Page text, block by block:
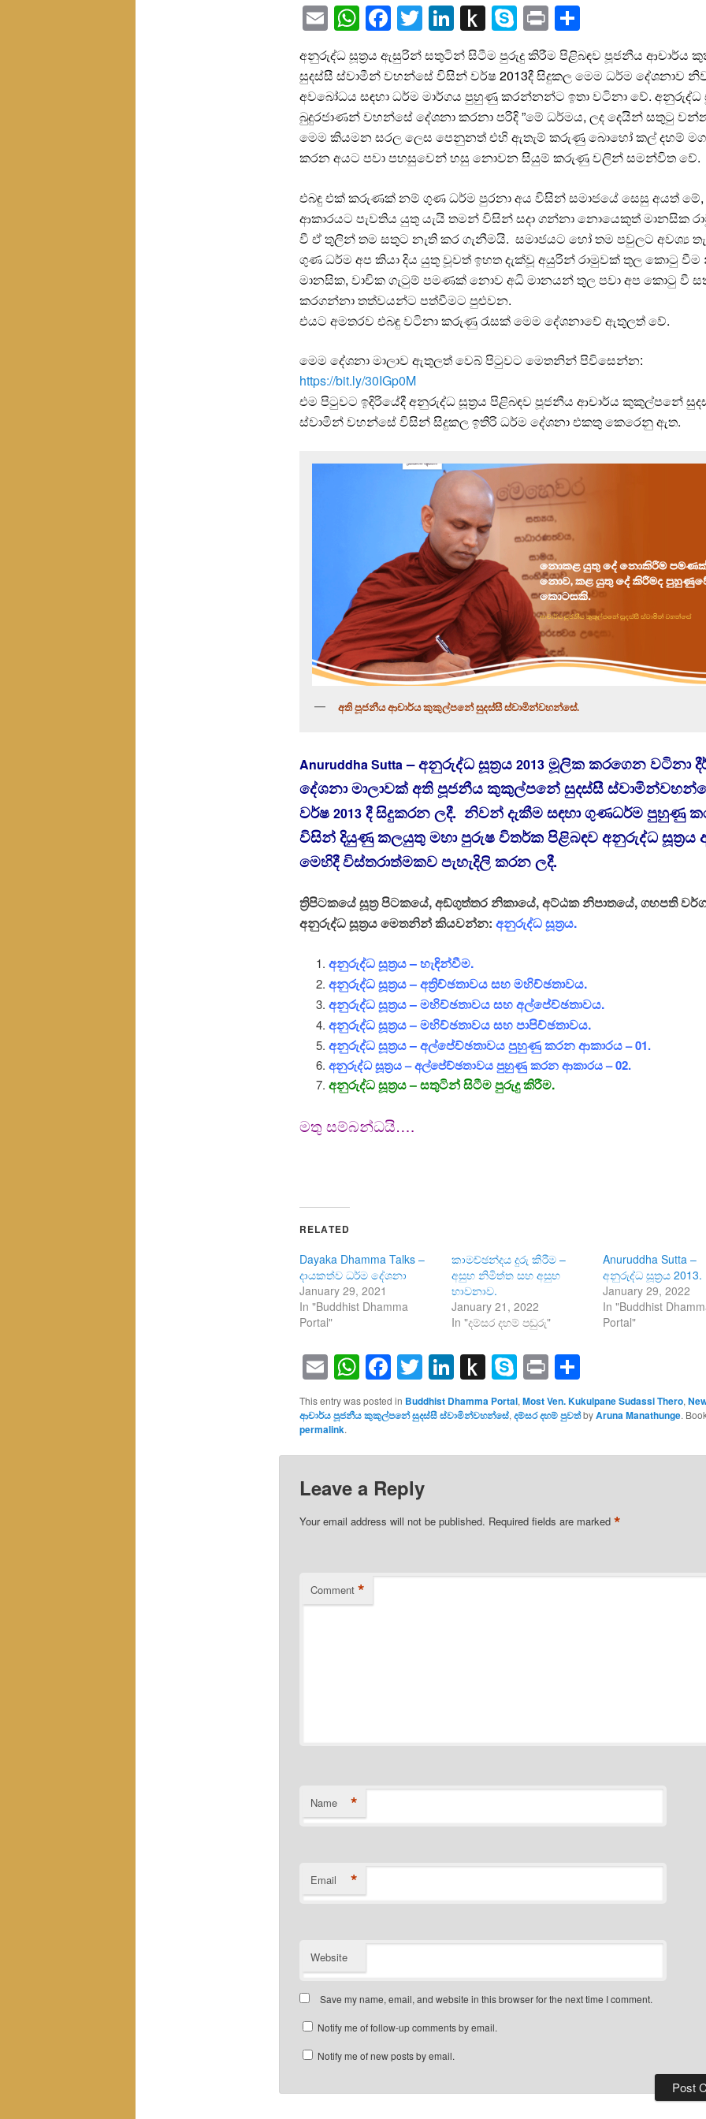
EmailWhatsApp
Facebook
Twitter
LinkedIn
Push
to
Kindle
Skype
PrintShare
අනුරුද්ධ සූත්‍රය ඇසුරින් සතුටින් සිටීම පුරුදු කිරීම පිළිබඳව පූජනීය ආචාර්ය
සුදස්සී ස්වාමීන් වහන්සේ විසින් වර්ෂ 2013දී සිදුකල මෙම ධර්ම දේශනාව
අවබෝධය සඳහා ධර්ම මාර්ගය පුහුණු කරන්නන්ට ඉතා වටිනා වේ. අනුරුද්ධ
බුදුරජාණන් වහන්සේ දේශනා කරනා පරිදි ”මේ ධර්මය, ලද දෙයින් සතුටු
මෙම කියමන සරල ලෙස පෙනුනත් එහි ඇතැම් කරුණු බොහෝ කල් දහම් මග
කරන අයට පවා පහසුවෙන් හසු නොවන සියුම් කරුණු වලින් සමන්විත වේ.
එබඳු එක් කරුණක් නම් ගුණ ධර්ම පුරනා අය විසින් සමාජයේ සෙසු අයත්
ආකාරයට පැවතිය යුතු යැයි තමන් විසින් සදා ගන්නා නොයෙකුත් මානසික
වී ඒ තුලින් තම සතුට නැති කර ගැනීමයි. සමාජයට හෝ තම පවුලට අවශ්‍ය
ගුණ ධර්ම අප කියා දිය යුතු වූවත් ඉහත දැක්වූ අයුරින් රාමුවක් තුල කොටු වීම
මානසික, වාචික ගැටුම් පමණක් නොව අධි මානයන් තුල පවා අප කොටු වී
කරගන්නා තත්වයන්ට පත්වීමට පුළුවන.
එයට අමතරව එබඳු වටිනා කරුණු රැසක් මෙම දේශනාවේ ඇතුලත් වේ.
මෙම දේශනා මාලාව ඇතුලත් වෙබ් පිටුවට මෙතනින් පිවිසෙන්න:
https://bit.ly/30IGp0M
එම පිටුවට ඉදිරියේදී අනුරුද්ධ සූත්‍රය පිළිබඳව පූජනීය ආචාර්ය කුකුල්පනේ
ස්වාමින් වහන්සේ විසින් සිදුකල ඉතිරි ධර්ම දේශනා එකතු කෙරෙනු ඇත.
අති පූජනීය ආචාර්ය කුකුල්පනේ සුදස්සී ස්වාමින්වහන්සේ.
Anuruddha Sutta– අනුරුද්ධ සූත්‍රය 2013මූලික කරගෙන වටිනා
දේශනා මාලාවක් අති පූජනීය කුකුල්පනේ සුදස්සී
වර්ෂ 2013දී සිදුකරන ලදී. නිවන් දැකීම සඳහා ගුණධර්ම පුහුණු
විසින් දියුණු කලයුතු මහා පුරුෂ විතර්ක පිළිබඳව අනුරුද්ධ සූත්‍රය
මෙහිදී විස්තරාත්මකව පැහැදිලි කරන ලදී.
ත්‍රිපිටකයේ සූත්‍ර පිටකයේ,අඞ්‌ගුත්‌තර නිකායේ, අට්ඨක නිපාතයේ, ගහපති
අනුරුද්‌ධ සූත්‍රය මෙතනින් කියවන්න: අනුරුද්‌ධ සූත්‍රය.
අනුරුද්ධ සූත්‍රය – හැඳින්වීම.
අනුරුද්ධ සූත්‍රය – අත්‍රිච්ඡතාවය සහ මහිච්ඡතාවය.
අනුරුද්ධ සූත්‍රය – මහිච්ඡතාවය සහ අල්පේච්ඡතාවය.
අනුරුද්ධ සූත්‍රය – මහිච්ඡතාවය සහ පාපිච්ඡතාවය.
අනුරුද්ධ සූත්‍රය – අල්පේච්ඡතාවය පුහුණු කරන ආකාරය– 01.
අනුරුද්ධ සූත්‍රය – අල්පේච්ඡතාවය පුහුණු කරන ආකාරය – 02.
අනුරුද්ධ සූත්‍රය – සතුටින් සිටීම පුරුදු කිරීම.
මතු සම්බන්ධයි….
RELATED
Dayaka Dhamma Talks –
දායකත්ව ධර්ම දේශනා
January 29, 2021
In "Buddhist Dhamma
Portal"
කාමච්ඡන්දය දුරු කිරීම –
අසුභ නිමිත්ත සහ අසුභ
භාවනාව.
January 21, 2022
In "දම්සර දහම් පඬුරු"
Anuruddha Sutta –
අනුරුද්ධ සූත්‍රය 2013.
January 29, 2022
In "Buddhist
Portal"
EmailWhatsApp
Facebook
Twitter
LinkedIn
Push
to
Kindle
Skype
PrintShare
This entry was posted in Buddhist Dhamma Portal, Most Ven. Kukulpane Sudassi Thero,
ආචාර්ය පූජනීය කුකුල්පනේ සුදස්සී ස්වාමින්වහන්සේ, දම්සර දහම් පුවත්byAruna Manathunge.
permalink.
Leave a Reply
Your email address will not be published. Required fields are marked *
Comment *
Name *
Email *
Website
Save my name, email, and website in this browser for the next time I comment.
Notify me of follow-up comments by email.
Notify me of new posts by email.